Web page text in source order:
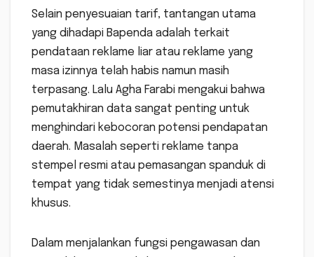
Selain penyesuaian tarif, tantangan utama
yang dihadapi Bapenda adalah terkait
pendataan reklame liar atau reklame yang
masa izinnya telah habis namun masih
terpasang. Lalu Agha Farabi mengakui bahwa
pemutakhiran data sangat penting untuk
menghindari kebocoran potensi pendapatan
daerah. Masalah seperti reklame tanpa
stempel resmi atau pemasangan spanduk di
tempat yang tidak semestinya menjadi atensi
khusus.
Dalam menjalankan fungsi pengawasan dan